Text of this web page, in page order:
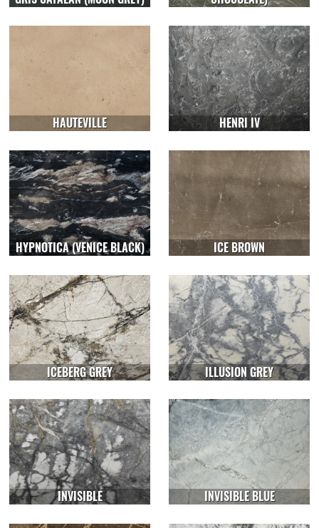
HAUTEVILLE HENRI IV
HYPNOTICA (VENICE BLACK) ICE BROWN
ICEBERG GREY ILLUSION GREY
INVISIBLE INVISIBLE BLUE